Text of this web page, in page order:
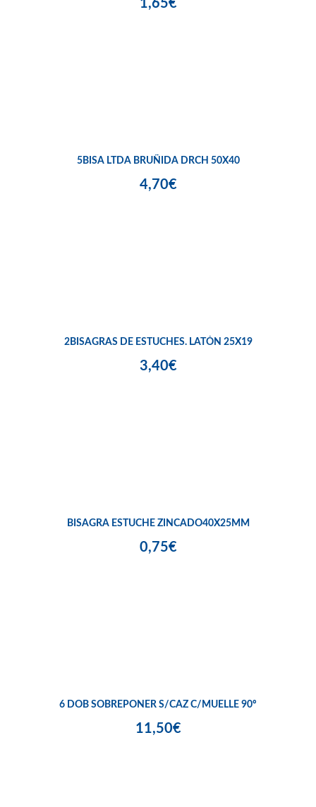
1,65€
5BISA LTDA BRUÑIDA DRCH 50X40
4,70€
2BISAGRAS DE ESTUCHES. LATÓN 25X19
3,40€
BISAGRA ESTUCHE ZINCADO40X25MM
0,75€
6 DOB SOBREPONER S/CAZ C/MUELLE 90º
11,50€